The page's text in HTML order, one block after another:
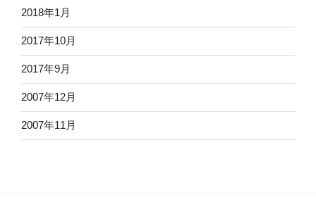
2018年1月
2017年10月
2017年9月
2007年12月
2007年11月